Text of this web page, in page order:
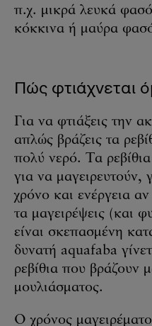
π.χ. μικρά λευκά
κόκκινα ή μαύρα
Πώς φτιάχνεται
Για να φτιάξεις την
απλώς βράζεις τα
πολύ νερό. Τα
για να μαγειρευτούν,
χρόνο και ενέργεια
τα μαγειρέψεις (και
είναι σκεπασμένη
δυνατή aquafaba
ρεβίθια που βράζουν
μουλιάσματος.
Ο χρόνος